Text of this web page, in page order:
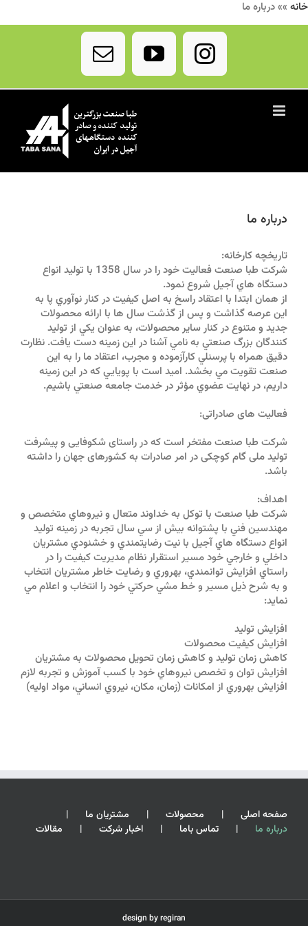
خانه »»درباره ما
Instagram
YouTube
Email
درباره ما
تاريخچه كارخانه:
شركت طبا صنعت فعاليت خود را در سال 1358 با توليد انواع
دستگاه هاي آجيل شروع نمود.
از همان ابتدا با اعتقاد راسخ به اصل كيفيت در كنار نوآوري پا به
اين عرصه گذاشت و پس از گذشت سال ها با ارائه محصولات
جديد و متنوع در كنار ساير محصولات، به عنوان يكي از توليد
كنندگان بزرگ صنعتي به نامي آشنا در اين زمينه دست يافت. نظارت
دقيق همراه با پرسنلي كارآزموده و مجرب، اعتقاد ما را به اين
صنعت تقويت مي بخشد. اميد است با پويايي كه در اين زمينه
داريم، در نهايت عضوي مؤثر در خدمت جامعه صنعتي باشيم.
فعالیت های صادراتی:
شرکت طبا صنعت مفتخر است که در راستای شکوفایی و پیشرفت
تولید ملی گام کوچکی در امر صادرات به کشورهای جهان را داشته
باشد.
اهداف:
شركت طبا صنعت با توكل به خداوند متعال و نيروهاي متخصص و
مهندسين فني با پشتوانه بيش از سي سال تجربه در زمينه توليد
انواع دستگاه هاي آجيل با نيت رضايتمندي و خشنودي مشتريان
داخلي و خارجي خود مسير استقرار نظام مديريت كيفيت را در
راستاي افزايش توانمندي، بهروري و رضايت خاطر مشتريان انتخاب
و به شرح ذيل مسير و خط مشي حركتي خود را انتخاب و اعلام مي
نمايد:
افزايش توليد
افزايش كيفيت محصولات
كاهش زمان توليد و كاهش زمان تحويل محصولات به مشتريان
افزايش توان و تخصص نيروهاي خود با كسب آموزش و تجربه لازم
افزايش بهروري از امكانات (زمان، مكان، نيروي انساني، مواد اوليه)
صفحه اصلی محصولات
مشتریان ما
درباره ما
تماس باما اخبار شرکت مقالات
design byregiran